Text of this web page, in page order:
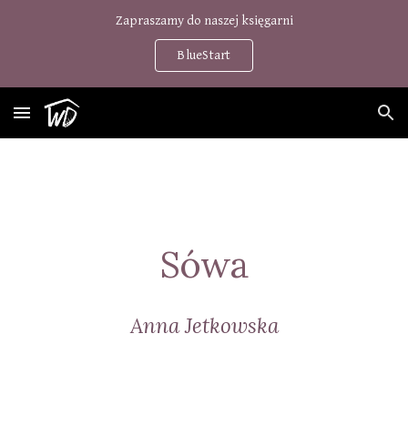
Zapraszamy do naszej księgarni
BlueStart
Sówa
Anna Jetkowska